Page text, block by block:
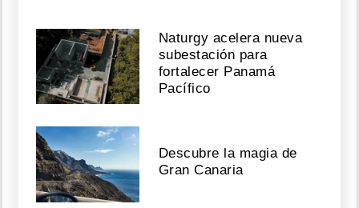
Naturgy acelera nueva
subestación para
fortalecer Panamá
Pacífico
Descubre la magia de
Gran Canaria